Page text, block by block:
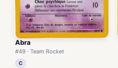
Abra
#49 · Team Rocket
C